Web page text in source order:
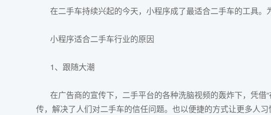
在二手车持续兴起的今天， 小程序成了最适合二手车的工具。
小程序适合二手车行业的原因
1、跟随大潮
在广告商的宣传下，二手平台的各种洗脑视频的轰炸下，凭借“
传，解决了人们对二手车的信任问题。也以便捷的方式让更多人